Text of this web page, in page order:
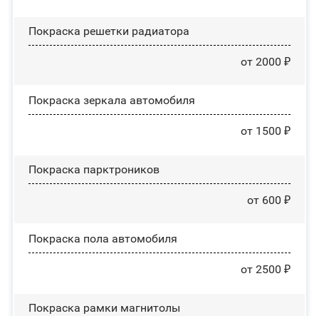
Покраска решетки радиатора
от 2000 ₽
Покраска зеркала автомобиля
от 1500 ₽
Покраска парктроников
от 600 ₽
Покраска пола автомобиля
от 2500 ₽
Покраска рамки магнитолы